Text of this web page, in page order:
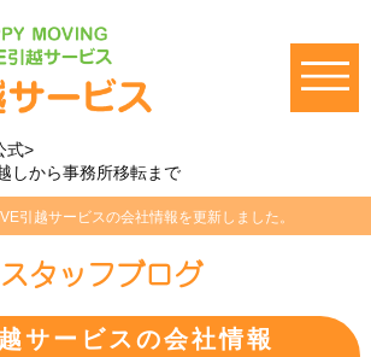
式>
しから事務所移転まで
引越サービスの会社情報を更新しました。
スタッフブログ
サービスの会社情報